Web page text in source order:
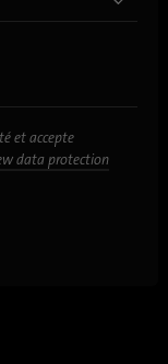
et accepte
data protection